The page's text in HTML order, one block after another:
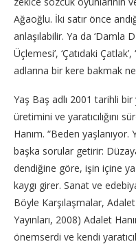
Ağaoğlu. İki satır önce
anlaşılabilir. Ya da ‘Damla
Üçlemesi’, ‘Çatıdaki
adlarına bir kere bakmak
Yaş Baş adlı 2001 tarihli bir
üretimini ve yaratıcılığını
Hanım. “Beden
başka sorular getirir:
dendiğine göre, işin içine
kaygı girer. Sanat ve
Böyle Karşılaşmalar,
Yayınları, 2008) Adalet
önemserdi ve kendi